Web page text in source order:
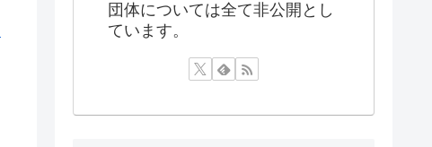
団体については全て非公開とし
ています。